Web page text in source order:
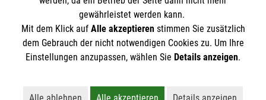
IBAN: DE04 3706 0120 1201 2137 00
BIC: GENODED1PA7
Leonhardstraße 3
85567 Grafing
Email:peter.murr@malteser.org
Der Malteser Hilfsdienst e.V. ist als eingetragene
Gewerbesteuer befreit.
gewährleistet werden kann.
Mit dem Klick auf Alle akzeptierenstimmen Sie zusätzlich
dem Gebrauch der nicht notwendigen Cookies zu. Um Ihre
Einstellungen anzupassen, wählen Sie Details anzeigen.